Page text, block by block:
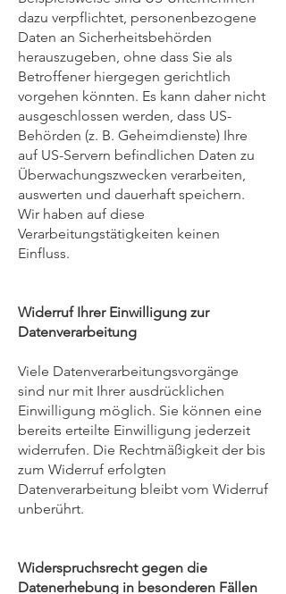
dazu verpflichtet, personenbezogene
Daten an Sicherheitsbehörden
herauszugeben, ohne dass Sie als
Betroffener hiergegen gerichtlich
vorgehen könnten. Es kann daher nicht
ausgeschlossen werden, dass US-
Behörden (z. B. Geheimdienste) Ihre
auf US-Servern befindlichen Daten zu
Überwachungszwecken verarbeiten,
auswerten und dauerhaft speichern.
Wir haben auf diese
Verarbeitungstätigkeiten keinen
Einfluss.
Widerruf Ihrer Einwilligung zur
Datenverarbeitung
Viele Datenverarbeitungsvorgänge
sind nur mit Ihrer ausdrücklichen
Einwilligung möglich. Sie können eine
bereits erteilte Einwilligung jederzeit
widerrufen. Die Rechtmäßigkeit der bis
zum Widerruf erfolgten
Datenverarbeitung bleibt vom Widerruf
unberührt.
Widerspruchsrecht gegen die
Datenerhebung in besonderen Fällen